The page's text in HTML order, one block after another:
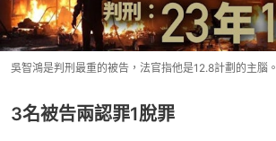
吳智鴻是判刑最重的被告，法官指他是12.8計劃的主腦。
3名被告兩認罪1脫罪